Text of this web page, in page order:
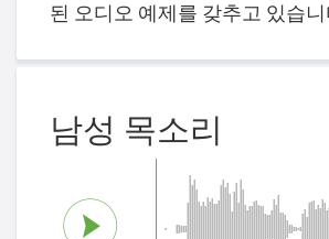
된 오디오 예제를 갖추고 있습
남성 목소리